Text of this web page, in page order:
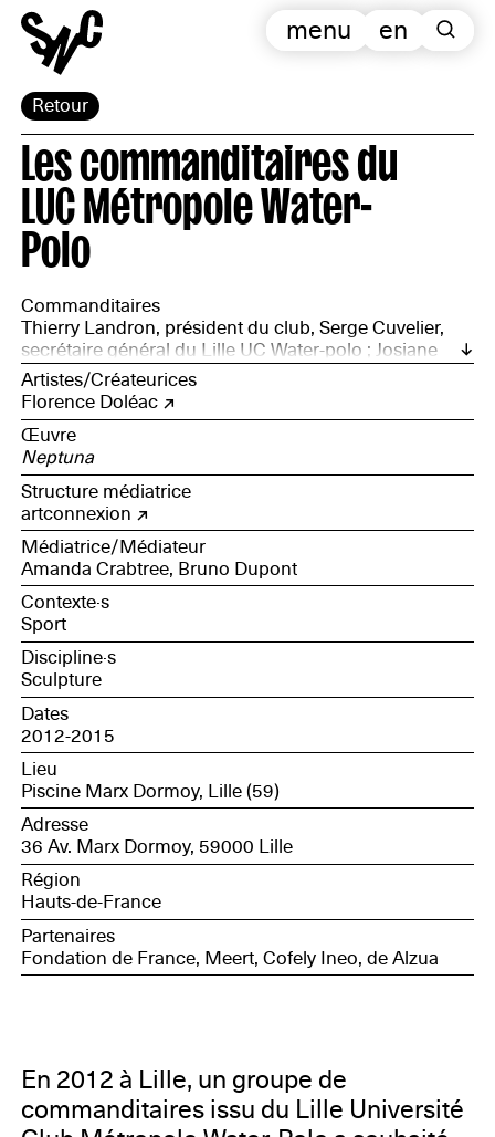
Retour
en
menu
Les commanditaires du
LUC Métropole Water-
Polo
Commanditaires
Thierry Landron, président du club, Serge Cuvelier,
secrétaire général du Lille UC Water-polo ; Josiane
Cuvelier, trésorière bénévole du club ; Julien Pattin,
membre du bureau de la section ; Yvon Depoortere,
directeur de piscine ; Frédéric Vandenboogaerde,
bénévole au sein de la section sportive ; Valérie
Destailleur, responsable d’une piscine, ancienne
joueuse et fondatrice de la section féminine ; Didier
Hazebrouck, trésorier de la section sportive ; Charlotte
Depoortere, étudiante, manager générale de la section
; Sylvain Paillette, vice-président de la section sportive ;
Denis Lefebvre, bénévole du club et ancien joueur
Artistes/Créateurices
Florence Doléac
Œuvre
Neptuna
Structure médiatrice
artconnexion
Médiatrice/Médiateur
Amanda Crabtree, Bruno Dupont
Contexte·s
Sport
Discipline·s
Sculpture
Dates
2012-2015
Lieu
Piscine Marx Dormoy, Lille (59)
Adresse
36 Av. Marx Dormoy, 59000 Lille
Région
Hauts-de-France
Partenaires
Fondation de France, Meert, Cofely Ineo, de Alzua
En 2012 à Lille, un groupe de
commanditaires issu du Lille Université